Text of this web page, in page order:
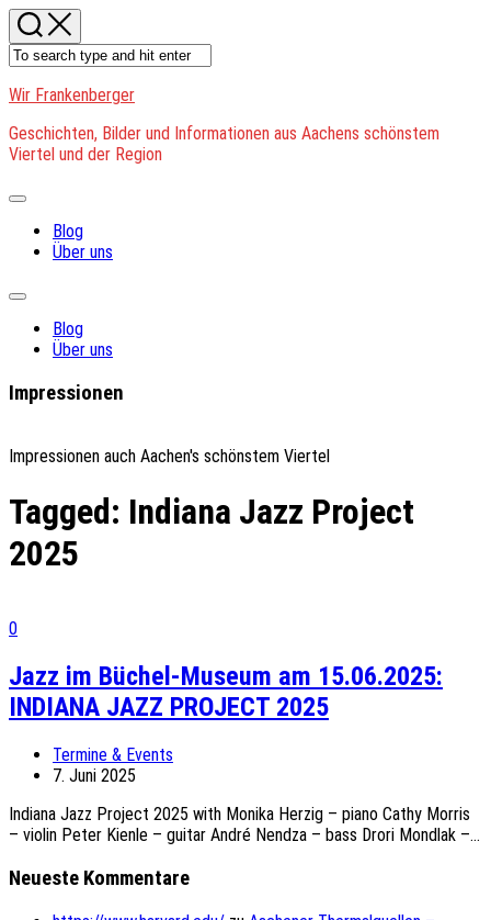
Skip
to
content
Wir Frankenberger
Geschichten, Bilder und Informationen aus Aachens schönstem
Viertel und der Region
Expand
Blog
Über uns
Expand
Blog
Über uns
Impressionen
Impressionen auch Aachen's schönstem Viertel
Tagged: Indiana Jazz Project
2025
0
Jazz im Büchel-Museum am 15.06.2025:
INDIANA JAZZ PROJECT 2025
Termine & Events
7. Juni 2025
Indiana Jazz Project 2025 with Monika Herzig – piano Cathy Morris
– violin Peter Kienle – guitar André Nendza – bass Drori Mondlak –...
Neueste Kommentare